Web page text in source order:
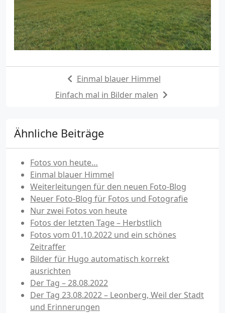
Einmal blauer Himmel
Einfach mal in Bilder malen
Ähnliche Beiträge
Fotos von heute…
Einmal blauer Himmel
Weiterleitungen für den neuen Foto-Blog
Neuer Foto-Blog für Fotos und Fotografie
Nur zwei Fotos von heute
Fotos der letzten Tage – Herbstlich
Fotos vom 01.10.2022 und ein schönes
Zeitraffer
Bilder für Hugo automatisch korrekt
ausrichten
Der Tag – 28.08.2022
Der Tag 23.08.2022 – Leonberg, Weil der Stadt
und Erinnerungen